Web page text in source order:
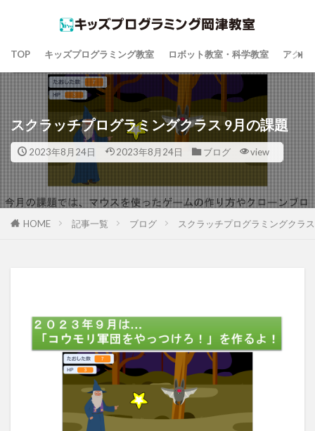
TOP キッズプログラミング教室 ロボット教室・科学教室 アクセ
スクラッチプログラミングクラス 9月の課題
2023年8月24日 2023年8月24日 ブログ view
HOME 記事一覧 ブログ スクラッチプログラミングクラ